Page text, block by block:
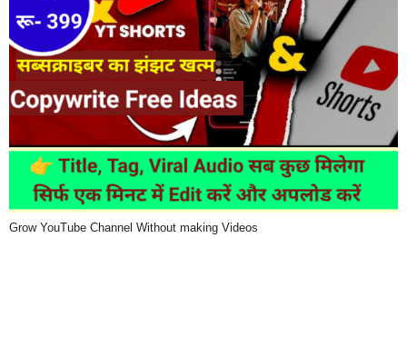
Grow YouTube Channel Without making Videos